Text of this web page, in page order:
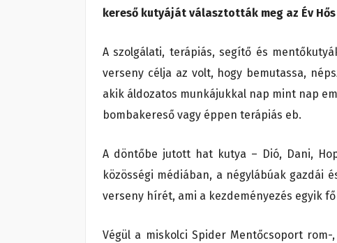
kereső kutyáját választották meg az Év
A szolgálati, terápiás, segítő és
verseny célja az volt, hogy bemutassa,
akik áldozatos munkájukkal nap mint nap
bombakereső vagy éppen terápiás eb.
A döntőbe jutott hat kutya – Dió, Dani,
közösségi médiában, a négylábúak gazdái
verseny hírét, ami a kezdeményezés egyik
Végül a miskolci Spider Mentőcsoport